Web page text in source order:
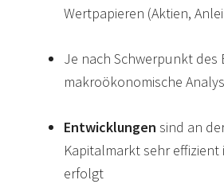
Wertpapieren (Aktien,
Je nach Schwerpunkt
makroökonomische
Entwicklungen sind an
Kapitalmarkt sehr
erfolgt